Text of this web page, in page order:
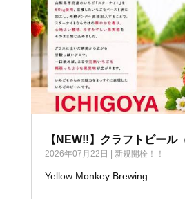
【NEW!!】クラフトビール
2026年07月22日 新規開栓！！
Yellow Monkey Brewing...